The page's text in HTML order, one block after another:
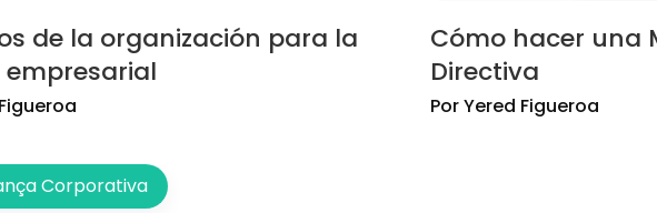
de la organización para la
Figueroa
Cómo hacer una
Directiva
PorYered Figueroa
Corporativa